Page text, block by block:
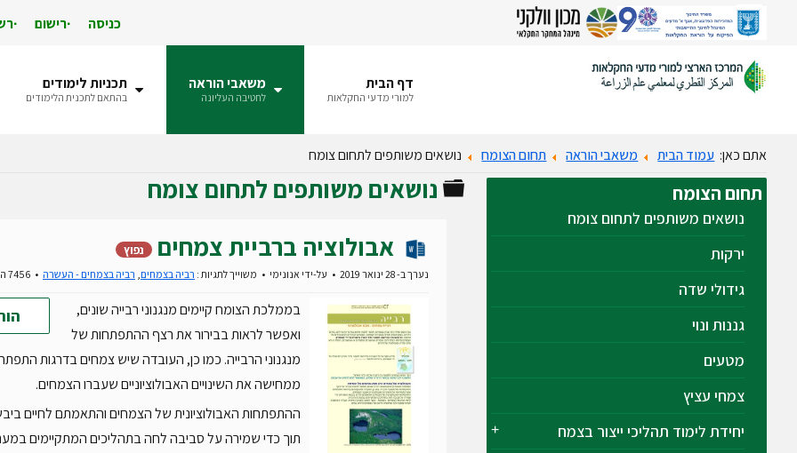
כניסה רישום
דף הבית
למורי מדעי החקלאות
משאבי הוראה
לחטיבה העליונה
תכניות לימודים
בהתאם לתכנית הלימודים
אתם כאן: עמוד הבית משאבי הוראה תחום הצומח נושאים משותפים לתחום צומח
תיקייה
נושאים משותפים לתחום צומח
אבולוציה ברביית צמחים
נפוץ
נערך ב- 28 ינואר 2019 על-ידי אנונימי משוייך לתגיות : רביה בצמחים, רביה בצמחים - העשרה 7456 הורדות
בממלכת הצומח קיימים מנגנוני רבייה שונים,
ואפשר לראות בבירור את רצף ההתפתחות של
מנגנוני הרבייה. כמו כן, העובדה שיש צמחים בדרגות
ממחישה את השינויים האבולוציוניים שעברו הצמחים.
ההתפתחות האבולוציונית של הצמחים והתאמתם לחיים
תוך כדי שמירה על סביבה לחה בתהליכים המתקיימים
תחוםהצומח
נושאים משותפים לתחום צומח
ירקות
גידולי שדה
גננות ונוי
מטעים
צמחי עציץ
יחידת לימוד תהליכי ייצור בצמח